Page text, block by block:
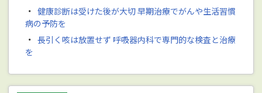
・ 健康診断は受けた後が大切 早期治療でがんや生活習慣
病の予防を
・ 長引く咳は放置せず 呼吸器内科で専門的な検査と治療
を